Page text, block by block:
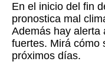
En el inicio del fin
pronostica mal
Además hay alerta
fuertes. Mirá cómo
próximos días.